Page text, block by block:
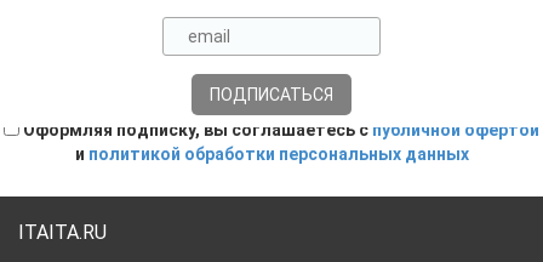
Оформляя подписку, вы соглашаетесь с публичной офертой
и политикой обработки персональных данных
ITAITA.RU